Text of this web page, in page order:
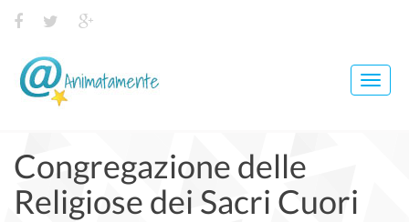
Congregazione delle
Religiose dei Sacri Cuori